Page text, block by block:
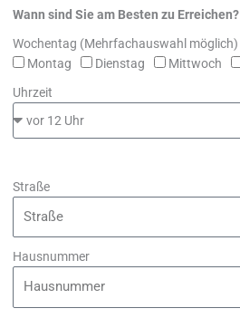
Wann sind Sie am Besten zu Erreichen?
Wochentag (Mehrfachauswahl möglich)
Montag
Dienstag Mittwoch
Uhrzeit
Straße
Hausnummer